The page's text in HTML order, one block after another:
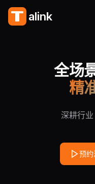
全场
精
深耕行
预